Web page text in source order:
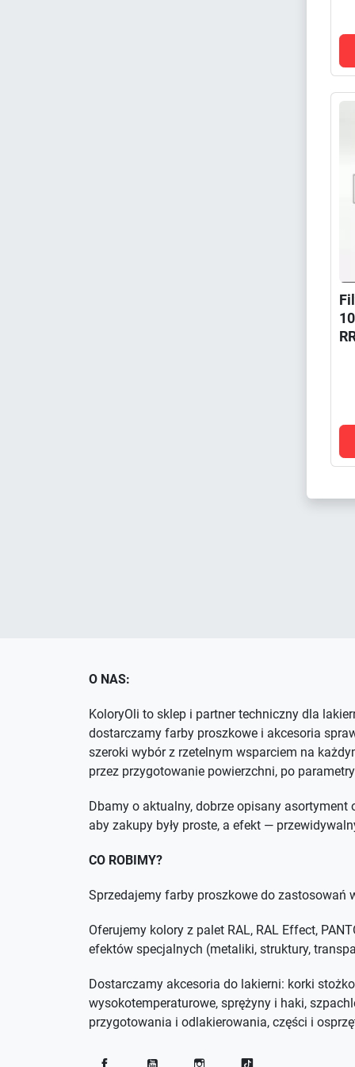
O NAS:
KoloryOli to sklep i partner techniczny dla
dostarczamy farby proszkowe i akcesoria
szeroki wybór z rzetelnym wsparciem na
przez przygotowanie powierzchni, po
Dbamy o aktualny, dobrze opisany asortyment
aby zakupy były proste, a efekt —
CO ROBIMY?
Sprzedajemy farby proszkowe do zastosowań
Oferujemy kolory z palet RAL, RAL Effect,
efektów specjalnych (metaliki, struktury,
Dostarczamy akcesoria do lakierni: korki
wysokotemperaturowe, sprężyny i haki,
przygotowania i odlakierowania, części i